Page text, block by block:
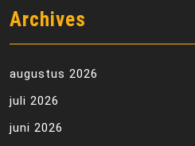
Archives
augustus 2026
juli 2026
juni 2026